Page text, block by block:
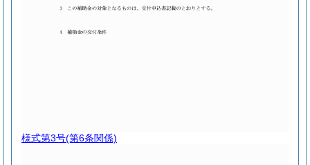
様式第3号(第6条関係)